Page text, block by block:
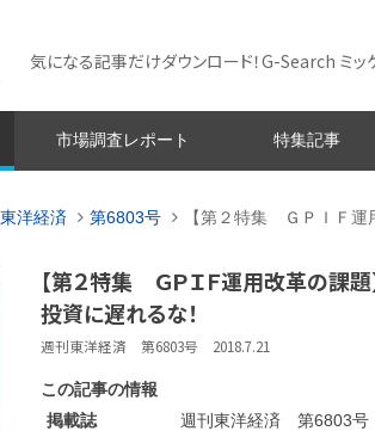
気になる記事だけダウンロード！G-Search ミッ
市場調査レポート 特集記事
洋経済 第6803号 【第２特集 ＧＰＩＦ運
【第２特集 ＧＰＩＦ運用改革の課
投資に遅れるな！
週刊東洋経済 第6803号 2018.7.21
この記事の情報
掲載誌
週刊東洋経済 第6803号